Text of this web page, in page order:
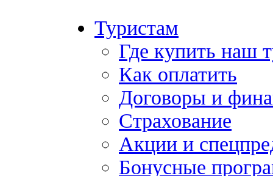
Туристам
Где купить наш
Как оплатить
Договоры и
Страхование
Акции и
Бонусные